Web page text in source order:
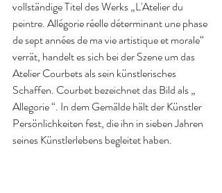
vollständige Titel des Werks „L'Atelier du
peintre. Allégorie réelle déterminant une phase
de sept années de ma vie artistique et morale“
verrät, handelt es sich bei der Szene um das
Atelier Courbets als sein künstlerisches
Schaffen. Courbet bezeichnet das Bild als „
Allegorie “. In dem Gemälde hält der Künstler
Persönlichkeiten fest, die ihn in sieben Jahren
seines Künstlerlebens begleitet haben.